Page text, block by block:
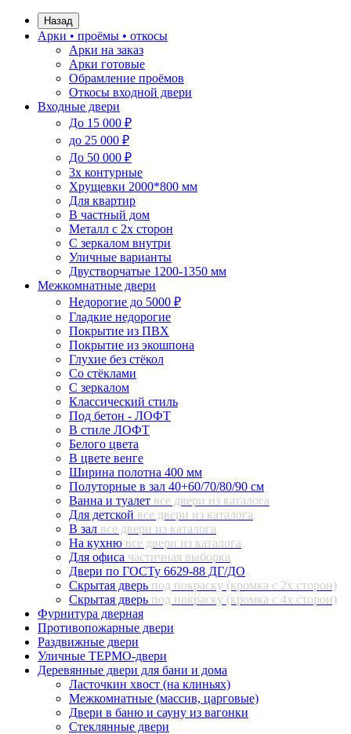
Назад
Арки • проёмы • откосы
Арки на заказ
Арки готовые
Обрамление проёмов
Откосы входной двери
Входные двери
До 15 000 ₽
до 25 000 ₽
До 50 000 ₽
3х контурные
Хрущевки 2000*800 мм
Для квартир
В частный дом
Металл с 2х сторон
С зеркалом внутри
Уличные варианты
Двустворчатые 1200-1350 мм
Межкомнатные двери
Недорогие до 5000 ₽
Гладкие недорогие
Покрытие из ПВХ
Покрытие из экошпона
Глухие без стёкол
Со стёклами
С зеркалом
Классический стиль
Под бетон - ЛОФТ
В стиле ЛОФТ
Белого цвета
В цвете венге
Ширина полотна 400 мм
Полуторные в зал 40+60/70/80/90 см
Ванна и туалет все двери из каталога
Для детской все двери из каталога
В зал все двери из каталога
На кухню все двери из каталога
Для офиса частичная выборка
Двери по ГОСТу 6629-88 ДГ/ДО
Скрытая дверь под покраску (кромка с 2х сторон)
Скрытая дверь под покраску (кромка с 4х сторон)
Фурнитура дверная
Противопожарные двери
Раздвижные двери
Уличные ТЕРМО-двери
Деревянные двери для бани и дома
Ласточкин хвост (на клиньях)
Межкомнатные (массив, царговые)
Двери в баню и сауну из вагонки
Стеклянные двери